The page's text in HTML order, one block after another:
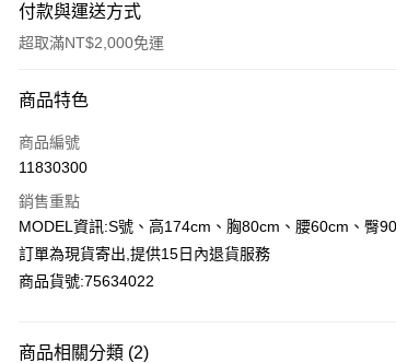
付款與運送方式
超取滿NT$2,000免運
付款方式
信用卡一次付款
LINE Pay
Apple Pay
商品特色
商品編號
11830300
銷售重點
MODEL資訊:S號、高174cm、胸80cm、腰60cm、臀
訂單為現貨寄出,提供15日內退貨服務
商品貨號:75634022
商品相關分類 (2)